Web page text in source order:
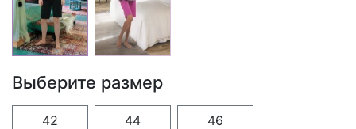
Выберите размер
42 44 46